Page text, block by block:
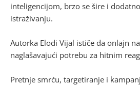
inteligencijom, brzo se šire i
istraživanju.
Autorka Elodi Vijal ističe da onlajn
naglašavajući potrebu za hitnim
Pretnje smrću, targetiranje i